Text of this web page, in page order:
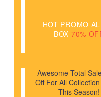
HOT PROMO
BOX 70%
Awesome Total
Off For All
This Season!